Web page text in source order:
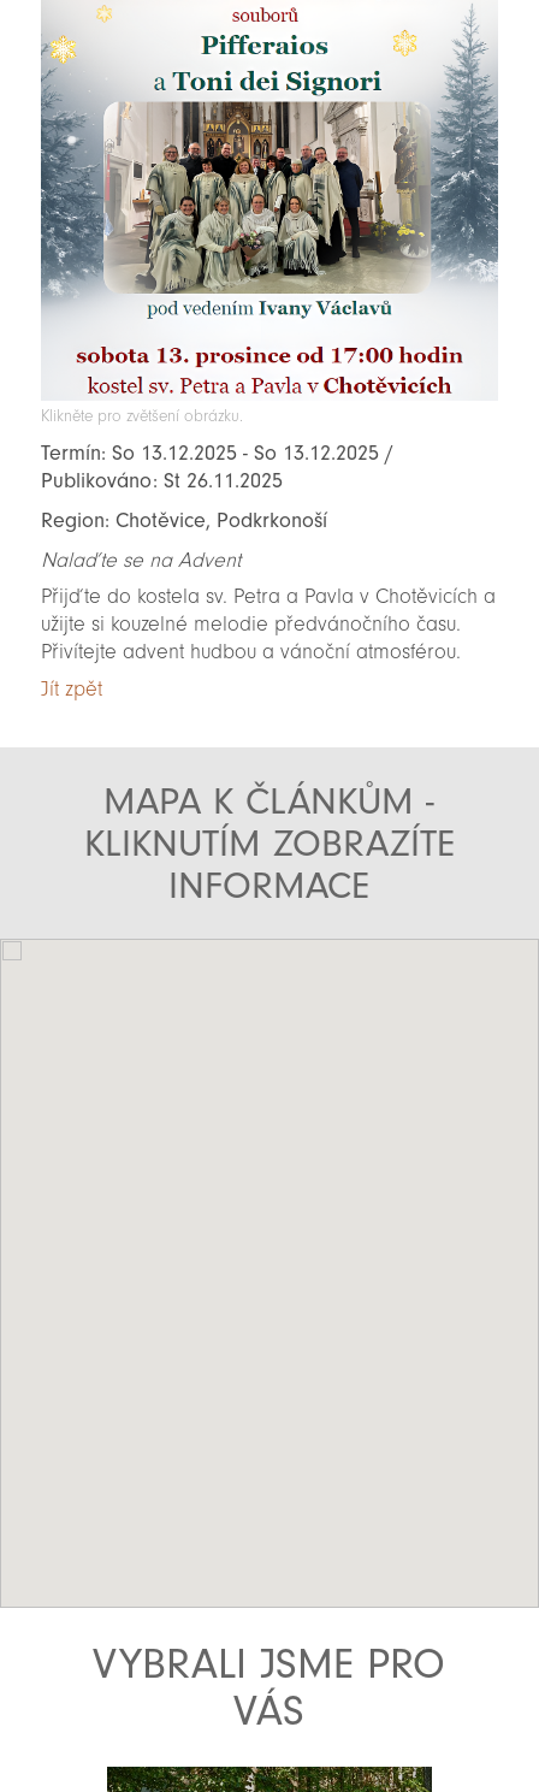
Klikněte pro zvětšení obrázku.
Termín: So 13.12.2025 - So 13.12.2025 /
Publikováno: St 26.11.2025
Region: Chotěvice, Podkrkonoší
Nalaďte se na Advent
Přijďte do kostela sv. Petra a Pavla v Chotěvicích a
užijte si kouzelné melodie předvánočního času.
Přivítejte advent hudbou a vánoční atmosférou.
Jít zpět
MAPA K ČLÁNKŮM -
KLIKNUTÍM ZOBRAZÍTE
INFORMACE
VYBRALI JSME PRO
VÁS